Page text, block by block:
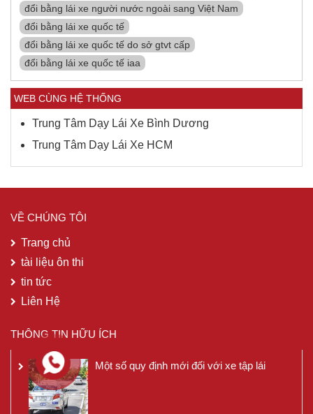
đổi bằng lái xe người nước ngoài sang Việt Nam
đổi bằng lái xe quốc tế
đổi bằng lái xe quốc tế do sở gtvt cấp
đổi bằng lái xe quốc tế iaa
WEB CÙNG HỆ THỐNG
Trung Tâm Dạy Lái Xe Bình Dương
Trung Tâm Dạy Lái Xe HCM
VỀ CHÚNG TÔI
Trang chủ
tài liệu ôn thi
tin tức
Liên Hệ
THÔNG TIN HỮU ÍCH
Một số quy định mới đối với xe tập lái